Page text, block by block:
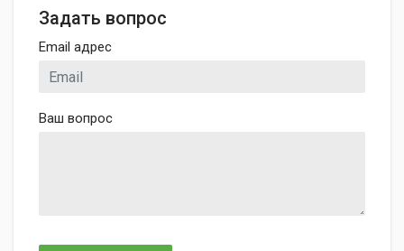
Задать вопрос
Email адрес
Ваш вопрос